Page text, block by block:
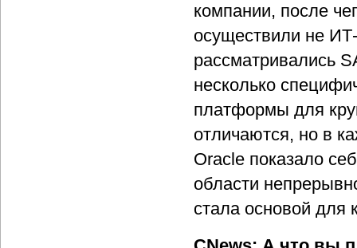
компании, после
осуществили не
рассматривались
несколько
платформы для
отличаются, но в
Oracle показало
области
стала основой